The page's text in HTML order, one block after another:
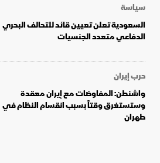
سياسة
السعودية تعلن تعيين قائد للتحالف البحري
الدفاعي متعدد الجنسيات
حرب إيران
واشنطن: المفاوضات مع إيران معقدة
وستستغرق وقتاً بسبب انقسام النظام في
طهران